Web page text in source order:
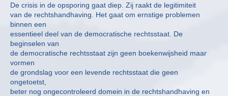
De crisis in de opsporing gaat diep. Zij raakt de legitimiteit
van de rechtshandhaving. Het gaat om ernstige problemen
binnen een
essentieel deel van de democratische rechtsstaat. De
beginselen van
de democratische rechtsstaat zijn geen boekenwijsheid maar
vormen
de grondslag voor een levende rechtsstaat die geen
ongetoetst,
beter nog ongecontroleerd domein in de rechtshandhaving en